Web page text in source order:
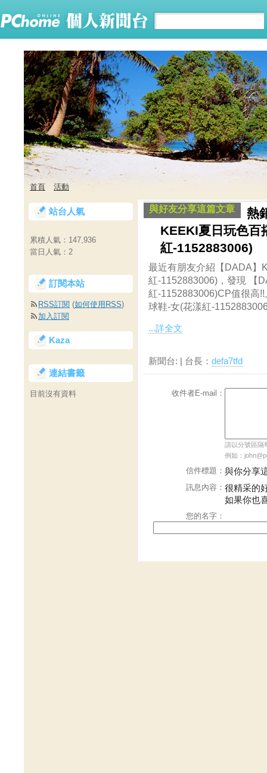
首頁 活動
與好友分享這篇文章
熱
KEEKI夏日玩色百
紅-1152883006)
最近有朋友介紹【DADA】
紅-1152883006)，發現 【
紅-1152883006)CP值很高
球鞋-女(花漾紅-
...詳全文
新聞台: | 台長： defa7tfd
收件者E-mail：
請以分號區隔
例如：
信件標題： 與你分享
訊息內容： 很精采的
如果你也
您的名字：
站台人氣
累積人氣： 147,936
當日人氣： 2
訂閱本站
RSS訂閱 (如何使用RSS)
加入訂閱
Kaza
連結書籤
目前沒有資料